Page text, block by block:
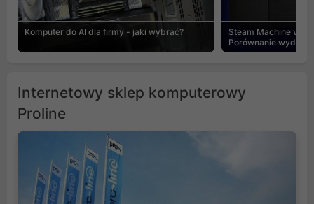
Komputer do AI dla firmy - jaki wybrać?
Steam Machine vs
Porównanie
Internetowy sklep komputerowy
Proline